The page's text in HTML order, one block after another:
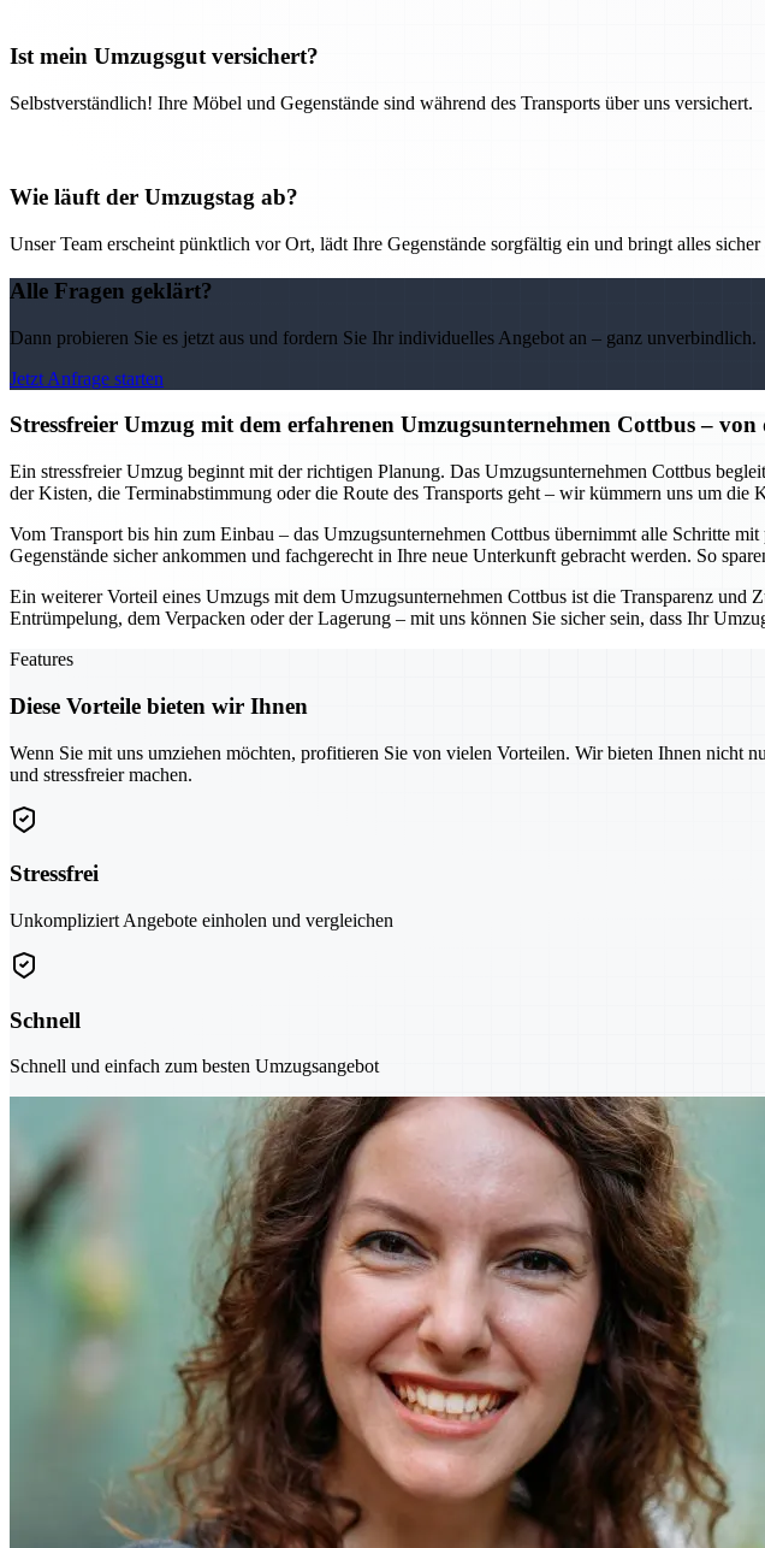
Ist mein Umzugsgut versichert?
Selbstverständlich! Ihre Möbel und Gegenstände sind während des Transports über uns versichert.
Wie läuft der Umzugstag ab?
Unser Team erscheint pünktlich vor Ort, lädt Ihre Gegenstände sorgfältig ein und bringt alles
Alle Fragen geklärt?
Dann probieren Sie es jetzt aus und fordern Sie Ihr individuelles Angebot an – ganz unverbindlich.
Jetzt Anfrage starten
Stressfreier Umzug mit dem erfahrenen Umzugsunternehmen Cottbus –
Ein stressfreier Umzug beginnt mit der richtigen Planung. Das Umzugsunternehmen Cottbus
der Kisten, die Terminabstimmung oder die Route des Transports geht – wir kümmern uns um
Vom Transport bis hin zum Einbau – das Umzugsunternehmen Cottbus übernimmt alle Schritte
Gegenstände sicher ankommen und fachgerecht in Ihre neue Unterkunft gebracht werden. So
Ein weiterer Vorteil eines Umzugs mit dem Umzugsunternehmen Cottbus ist die Transparenz
Entrümpelung, dem Verpacken oder der Lagerung – mit uns können Sie sicher sein, dass Ihr
Features
Diese Vorteile bieten wir Ihnen
Wenn Sie mit uns umziehen möchten, profitieren Sie von vielen Vorteilen. Wir bieten Ihnen nicht
und stressfreier machen.
Stressfrei
Unkompliziert Angebote einholen und vergleichen
Schnell
Schnell und einfach zum besten Umzugsangebot